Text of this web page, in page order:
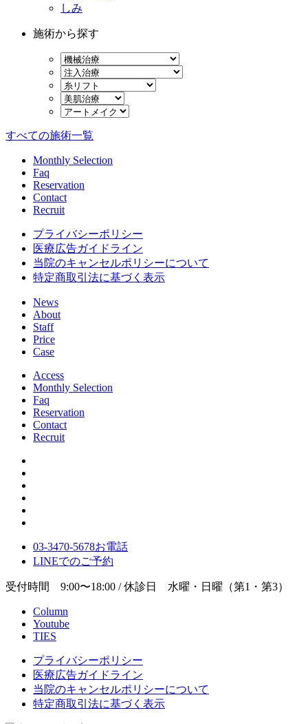
しみ
施術から探す
すべての施術一覧
Monthly Selection
Faq
Reservation
Contact
Recruit
プライバシーポリシー
医療広告ガイドライン
当院のキャンセルポリシーについて
特定商取引法に基づく表示
News
About
Staff
Price
Case
Access
Monthly Selection
Faq
Reservation
Contact
Recruit
03-3470-5678お電話
LINEでのご予約
受付時間 9:00〜18:00 / 休診日 水曜・日曜（第1・第3）
Column
Youtube
TIES
プライバシーポリシー
医療広告ガイドライン
当院のキャンセルポリシーについて
特定商取引法に基づく表示